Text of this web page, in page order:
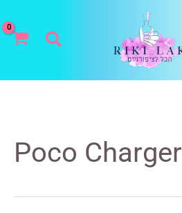
חיפוש
Poco Charger